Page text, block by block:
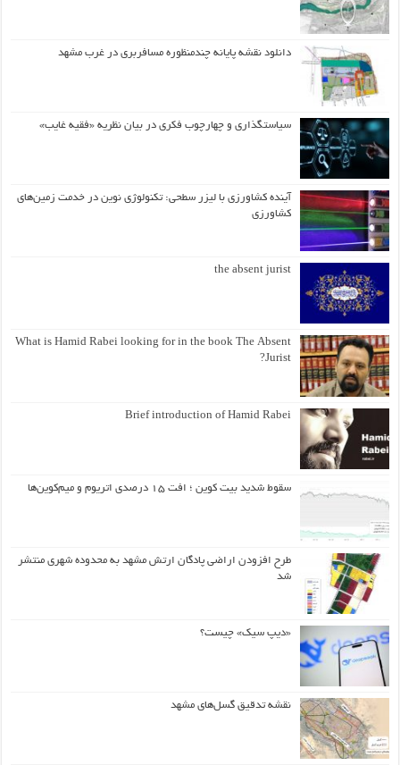
دانلود نقشه پایانه چندمنظوره مسافربری در غرب مشهد
سیاستگذاری و چهارچوب فکری در بیان نظریه «فقیه غایب»
آینده کشاورزی با لیزر سطحی: تکنولوژی نوین در خدمت زمین‌های
کشاورزی
the absent jurist
What is Hamid Rabei looking for in the book The Absent
Jurist?
Brief introduction of Hamid Rabei
سقوط شدید بیت کوین ؛ افت ۱۵ درصدی اتریوم و میم‌کوین‌ها
طرح افزودن اراضی پادگان ارتش مشهد به محدوده شهری منتشر
شد
«دیپ سیک» چیست؟
نقشه تدقیق گسل‌های مشهد